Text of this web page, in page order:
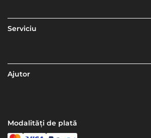
Serviciu
Ajutor
Modalități de plată